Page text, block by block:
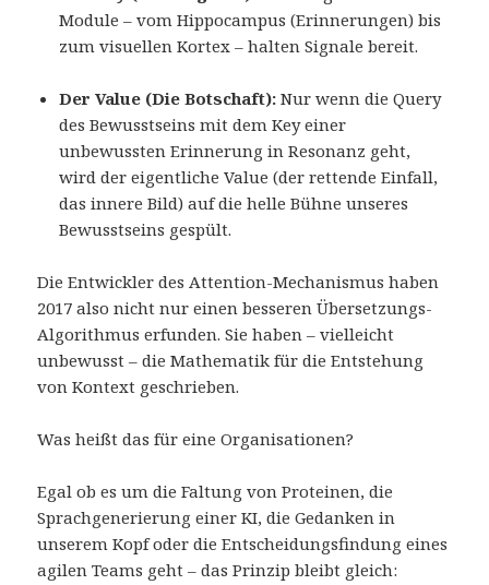
Module – vom Hippocampus (Erinnerungen) bis
zum visuellen Kortex – halten Signale bereit.
Der Value (Die Botschaft): Nur wenn die Query
des Bewusstseins mit dem Key einer
unbewussten Erinnerung in Resonanz geht,
wird der eigentliche Value (der rettende Einfall,
das innere Bild) auf die helle Bühne unseres
Bewusstseins gespült.
Die Entwickler des Attention-Mechanismus haben
2017 also nicht nur einen besseren Übersetzungs-
Algorithmus erfunden. Sie haben – vielleicht
unbewusst – die Mathematik für die Entstehung
von Kontext geschrieben.
Was heißt das für eine Organisationen?
Egal ob es um die Faltung von Proteinen, die
Sprachgenerierung einer KI, die Gedanken in
unserem Kopf oder die Entscheidungsfindung eines
agilen Teams geht – das Prinzip bleibt gleich: